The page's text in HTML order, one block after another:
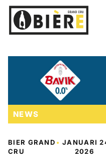
NEWS
BIER GRAND
CRU
•JANUARI
2026